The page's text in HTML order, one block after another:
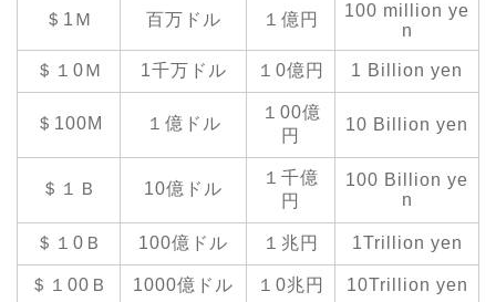
＄1Ｍ 百万ドル １億円
100 million ye
n
＄１0Ｍ 1千万ドル １0億円 1 Billion yen
＄100M １億ドル
１00億
円
10 Billion yen
＄１Ｂ 10億ドル
１千億
円
100 Billion ye
n
＄１0Ｂ 100億ドル １兆円 1Trillion yen
＄１00Ｂ 1000億ドル １0兆円 10Trillion yen